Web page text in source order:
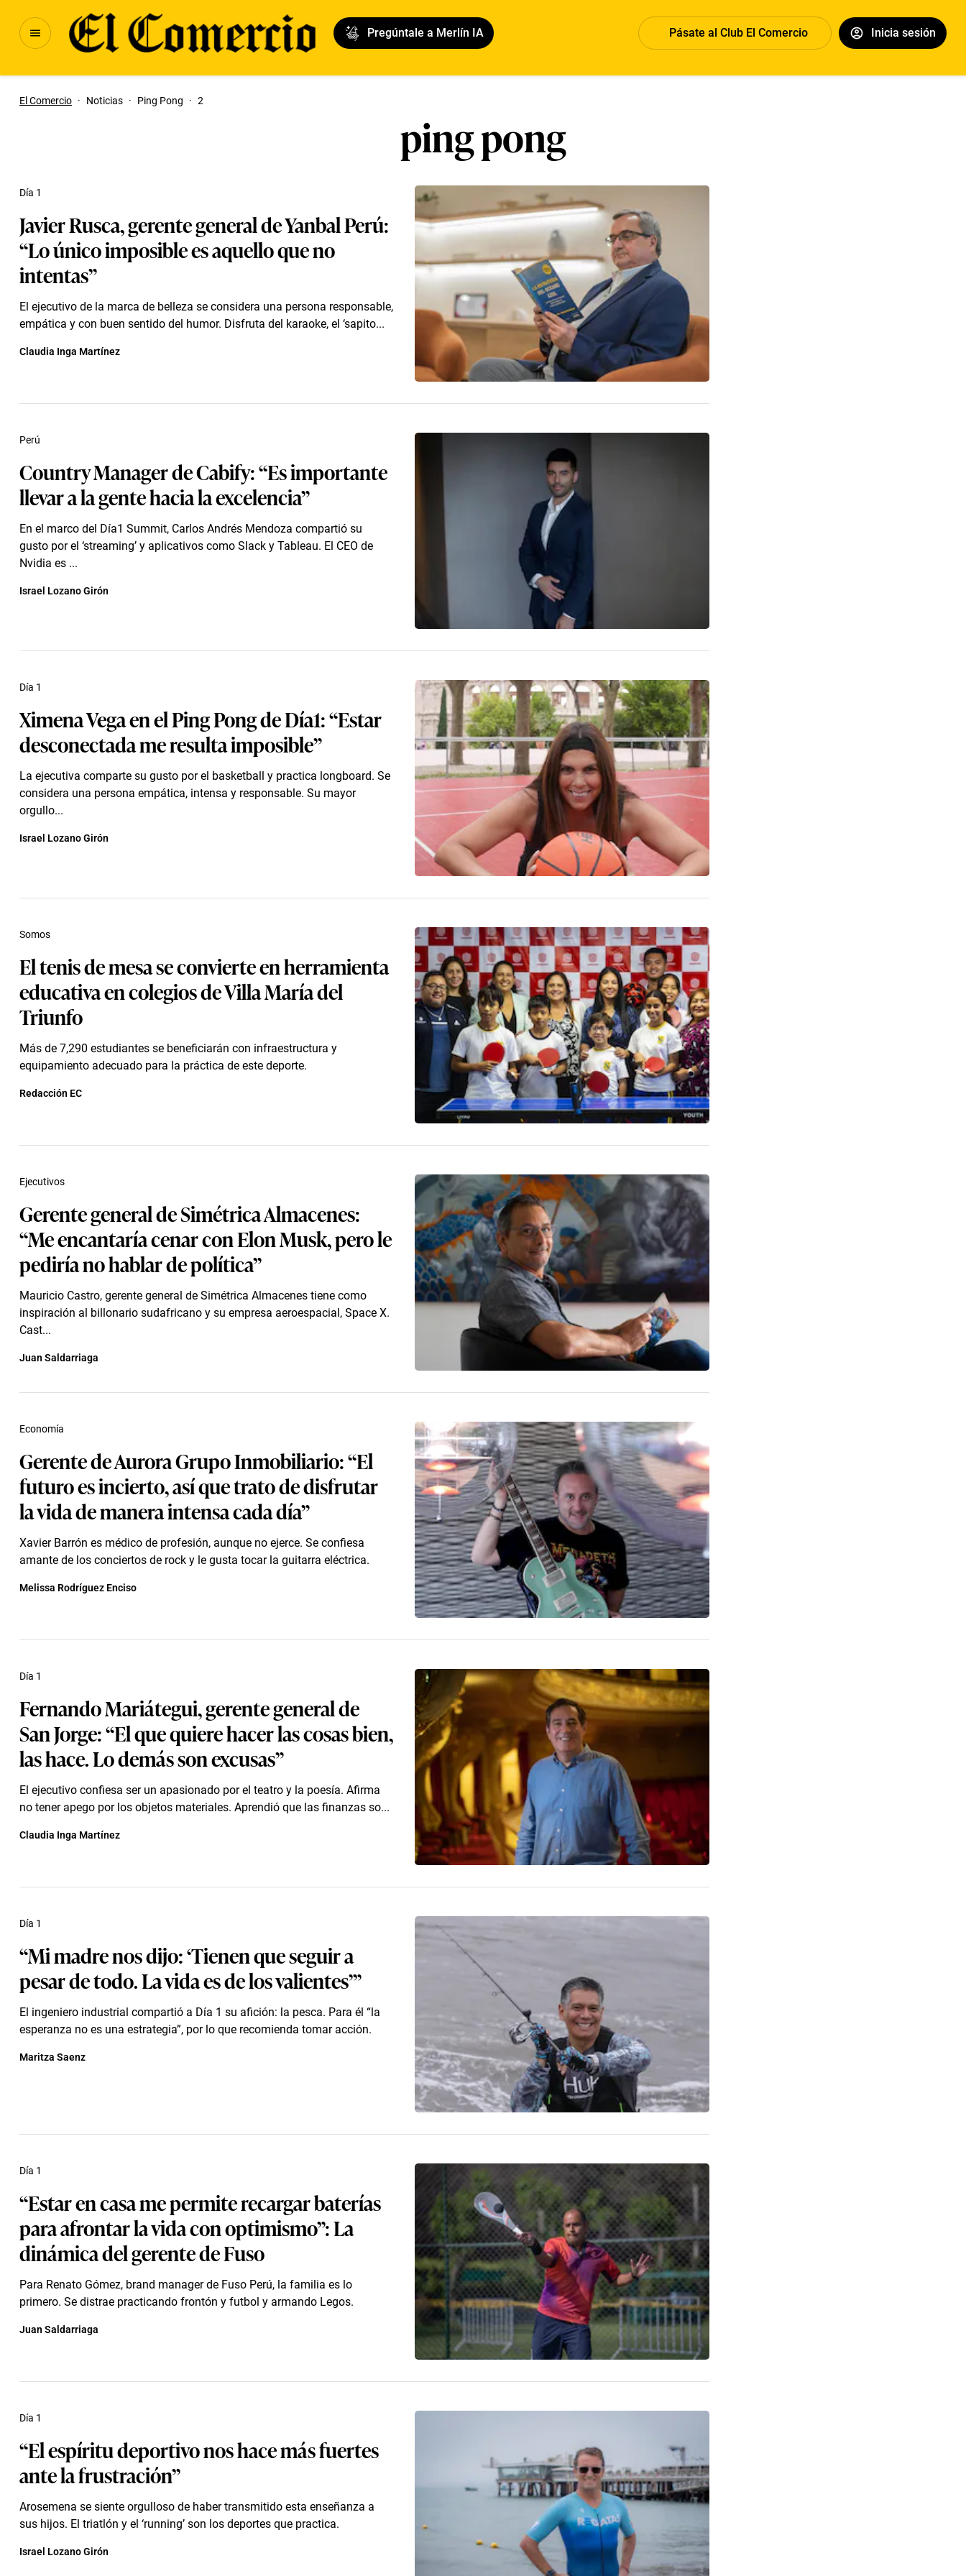
Pregúntale a Merlín IA Pásate al Club El Comercio Inicia sesión
El Comercio · Noticias · Ping Pong · 2
ping pong
Javier Rusca, gerente general de Yanbal Perú:
“Lo único imposible es aquello que no
intentas”
El ejecutivo de la marca de belleza se considera una persona responsable,
empática y con buen sentido del humor. Disfruta del karaoke, el ‘sapito...
Día 1
Claudia Inga Martínez
Country Manager de Cabify: “Es importante
llevar a la gente hacia la excelencia”
En el marco del Día1 Summit, Carlos Andrés Mendoza compartió su
gusto por el ‘streaming’ y aplicativos como Slack y Tableau. El CEO de
Nvidia es ...
Perú
Israel Lozano Girón
Ximena Vega en el Ping Pong de Día1: “Estar
desconectada me resulta imposible”
La ejecutiva comparte su gusto por el basketball y practica longboard. Se
considera una persona empática, intensa y responsable. Su mayor
orgullo...
Día 1
Israel Lozano Girón
El tenis de mesa se convierte en herramienta
educativa en colegios de Villa María del
Triunfo
Más de 7,290 estudiantes se beneficiarán con infraestructura y
equipamiento adecuado para la práctica de este deporte.
Somos
Redacción EC
Gerente general de Simétrica Almacenes:
“Me encantaría cenar con Elon Musk, pero le
pediría no hablar de política”
Mauricio Castro, gerente general de Simétrica Almacenes tiene como
inspiración al billonario sudafricano y su empresa aeroespacial, Space X.
Cast...
Ejecutivos
Juan Saldarriaga
Gerente de Aurora Grupo Inmobiliario: “El
futuro es incierto, así que trato de disfrutar
la vida de manera intensa cada día”
Xavier Barrón es médico de profesión, aunque no ejerce. Se confiesa
amante de los conciertos de rock y le gusta tocar la guitarra eléctrica.
Economía
Melissa Rodríguez Enciso
Fernando Mariátegui, gerente general de
San Jorge: “El que quiere hacer las cosas bien,
las hace. Lo demás son excusas”
El ejecutivo confiesa ser un apasionado por el teatro y la poesía. Afirma
no tener apego por los objetos materiales. Aprendió que las finanzas so...
Día 1
Claudia Inga Martínez
“Mi madre nos dijo: ‘Tienen que seguir a
pesar de todo. La vida es de los valientes’”
El ingeniero industrial compartió a Día 1 su afición: la pesca. Para él “la
esperanza no es una estrategia”, por lo que recomienda tomar acción.
Día 1
Maritza Saenz
“Estar en casa me permite recargar baterías
para afrontar la vida con optimismo”: La
dinámica del gerente de Fuso
Para Renato Gómez, brand manager de Fuso Perú, la familia es lo
primero. Se distrae practicando frontón y futbol y armando Legos.
Día 1
Juan Saldarriaga
“El espíritu deportivo nos hace más fuertes
ante la frustración”
Arosemena se siente orgulloso de haber transmitido esta enseñanza a
sus hijos. El triatlón y el ‘running’ son los deportes que practica.
Día 1
Israel Lozano Girón